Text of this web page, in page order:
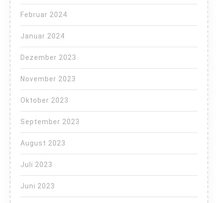
Februar 2024
Januar 2024
Dezember 2023
November 2023
Oktober 2023
September 2023
August 2023
Juli 2023
Juni 2023